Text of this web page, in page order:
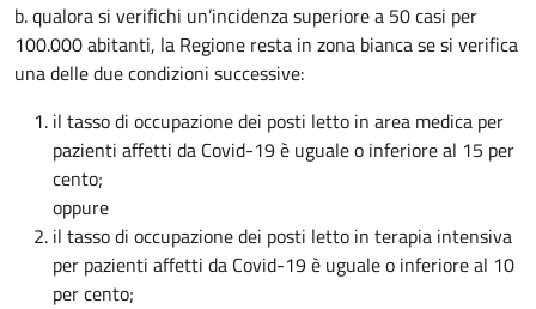
b. qualora si verifichi un’incidenza superiore a 50 casi per
100.000 abitanti, la Regione resta in zona bianca se si verifica
una delle due condizioni successive:
il tasso di occupazione dei posti letto in area medica per
pazienti affetti da Covid-19 è uguale o inferiore al 15 per
cento;
oppure
il tasso di occupazione dei posti letto in terapia intensiva
per pazienti affetti da Covid-19 è uguale o inferiore al 10
per cento;